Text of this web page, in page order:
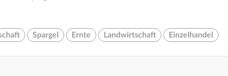
Spargel Ernte Landwirtschaft Einzelhandel